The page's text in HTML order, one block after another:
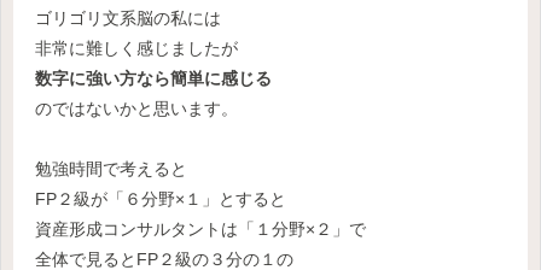
ゴリゴリ文系脳の私には
非常に難しく感じましたが
数字に強い方なら簡単に感じる
のではないかと思います。
勉強時間で考えると
FP２級が「６分野×１」とすると
資産形成コンサルタントは「１分野×２」で
全体で見るとFP２級の３分の１の